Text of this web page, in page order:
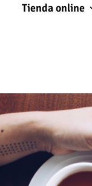
Tienda online